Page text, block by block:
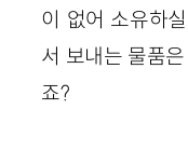
이 없어 소유하
서 보내는 물품
죠?